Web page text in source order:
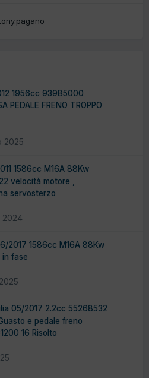
1956cc 939B5000
PEDALE FRENO TROPPO
2025
1586cc M16A 88Kw
velocità motore ,
servosterzo
2024
2017 1586cc M16A 88Kw
in fase
05/2017 2.2cc 55268532
e pedale freno
16 Risolto